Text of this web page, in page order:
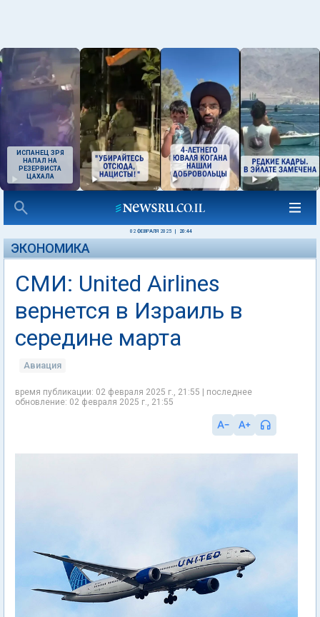
ИСПАНЕЦ ЗРЯ
НАПАЛ НА
РЕЗЕРВИСТА
ЦАХАЛА
02 ФЕВРАЛЯ 2025 20:44
ЭКОНОМИКА
СМИ: United Airlines
вернется в Израиль в
середине марта
Авиация
время публикации: 02 февраля 2025 г., 21:55 | последнее
обновление: 02 февраля 2025 г., 21:55